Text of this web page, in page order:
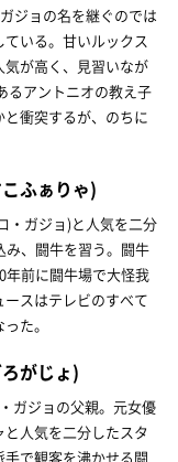
ジョの名を継ぐのでは
いる。甘いルックス
が高く、見習いなが
るアントニオの教え子
衝突するが、のちに
ふぁりゃ)
・ガジョ)と人気を二分
み、闘牛を習う。闘牛
年前に闘牛場で大怪我
スはテレビのすべて
た。
がじょ)
ガジョの父親。元女優
人気を二分したスタ
で観客を沸かせる闘